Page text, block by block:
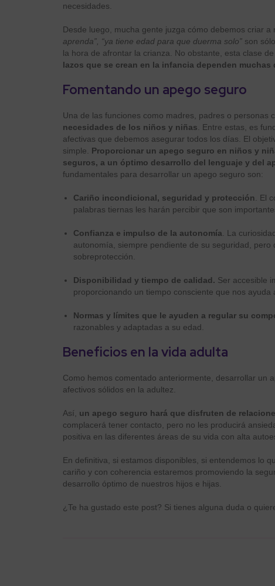
necesidades.
Desde luego, mucha gente juzga cómo debemos criar
aprenda”, “ya tiene edad para que duerma solo” son
la hora de afrontar la crianza. No obstante, esta clase
lazos que se crean en la infancia dependen
Fomentando un apego seguro
Una de las funciones como madres, padres o personas
necesidades de los niños y niñas . Entre estas, es
afectivas que debemos asegurar todos los días. El
simple. Proporcionar un apego seguro en niños y
seguros, a un óptimo desarrollo del lenguaje y del
fundamentales para desarrollar un apego seguro son:
Cariño incondicional, seguridad y protección . El
palabras tiernas les harán percibir que son
Confianza e impulso de la autonomía . La
autonomía, siempre pendiente de su seguridad,
sobreprotección.
Disponibilidad y tiempo de calidad. Ser accesible
proporcionando un tiempo consciente que nos ayuda
Normas y límites que le ayuden a regular su
razonables y adaptadas a su edad.
Beneficios en la vida adulta
Como hemos comentado anteriormente, desarrollar un
afectivos sólidos en la adultez.
Así, un apego seguro hará que disfruten de
complacerá tener contacto, pero no les producirá
positiva en las diferentes áreas de su vida con alta
En definitiva, si estamos disponibles, si entendemos lo
cariño y con coherencia estaremos promoviendo la
desarrollo óptimo de nuestros hijos e hijas.
¿Te ha gustado este post? Si tienes alguna duda o